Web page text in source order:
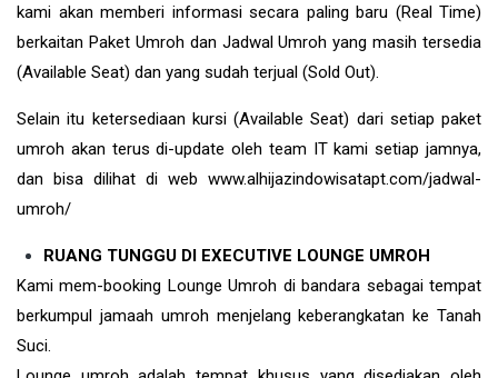
kami akan memberi informasi secara paling baru (Real Time)
berkaitan Paket Umroh dan Jadwal Umroh yang masih tersedia
(Available Seat) dan yang sudah terjual (Sold Out).
Selain itu ketersediaan kursi (Available Seat) dari setiap paket
umroh akan terus di-update oleh team IT kami setiap jamnya,
dan bisa dilihat di web www.alhijazindowisatapt.com/jadwal-
umroh/
RUANG TUNGGU DI EXECUTIVE LOUNGE UMROH
Kami mem-booking Lounge Umroh di bandara sebagai tempat
berkumpul jamaah umroh menjelang keberangkatan ke Tanah
Suci.